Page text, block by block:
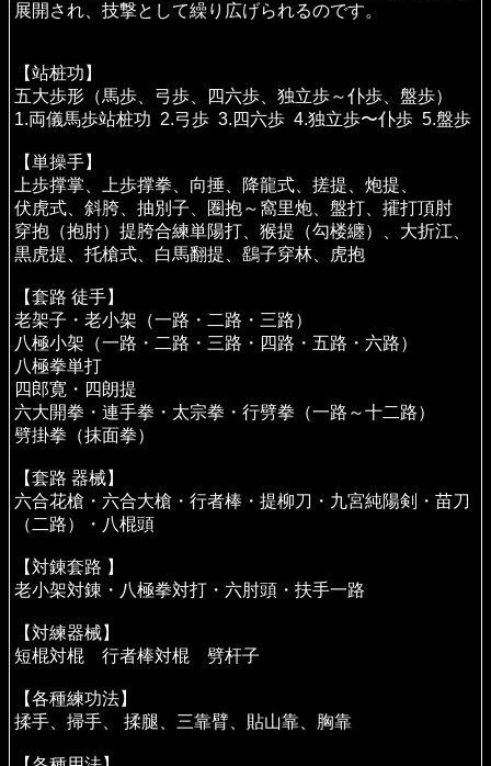
展開され、技撃として繰り広げられるのです。
【站桩功】
五大歩形（馬歩、弓歩、四六歩、独立歩～仆歩、盤歩）
1.両儀馬歩站桩功 2.弓歩 3.四六歩 4.独立歩〜仆歩 5.盤歩
【単操手】
上歩撑掌、上歩撑拳、向捶、降龍式、搓提、炮提、
伏虎式、斜胯、抽別子、圏抱～窩里炮、盤打、攉打頂肘
穿抱（抱肘）提胯合練単陽打、猴提（勾楼纏）、大折江、
黒虎提、托槍式、白馬翻提、鷂子穿林、虎抱
【套路 徒手】
老架子・老小架（一路・二路・三路）
八極小架（一路・二路・三路・四路・五路・六路）
八極拳単打
四郎寛・四朗提
六大開拳・連手拳・太宗拳・行劈拳（一路～十二路）
劈掛拳（抹面拳）
【套路 器械】
六合花槍・六合大槍・行者棒・提柳刀・九宮純陽剣・苗刀
（二路）・八棍頭
【対錬套路 】
老小架対錬・八極拳対打・六肘頭・扶手一路
【対練器械】
短棍対棍 行者棒対棍 劈杆子
【各種練功法】
揉手、掃手、 揉腿、三靠臂、貼山靠、胸靠